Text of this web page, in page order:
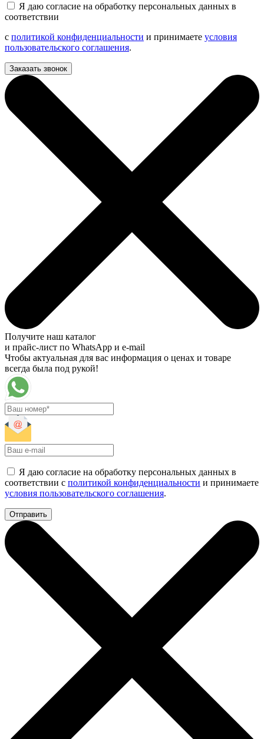
Я даю согласие на обработку персональных данных в
соответствии
с политикой конфиденциальности и принимаете условия
пользовательского соглашения.
Заказать звонок
Получите наш каталог
и прайс-лист по WhatsApp и e-mail
Чтобы актуальная для вас информация о ценах и товаре
всегда была под рукой!
Я даю согласие на обработку персональных данных в
соответствии с политикой конфиденциальности и принимаете
условия пользовательского соглашения.